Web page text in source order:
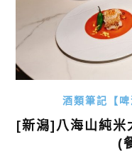
酒類筆記【啤
[新潟]八海山純米
(